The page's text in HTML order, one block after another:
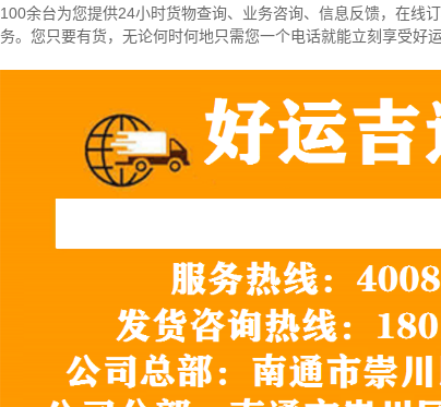
100余台为您提供24小时货物查询、业务咨询、信息反馈，在线订
务。 您只要有货，无论何时何地只需您一个电话就能立刻享受好